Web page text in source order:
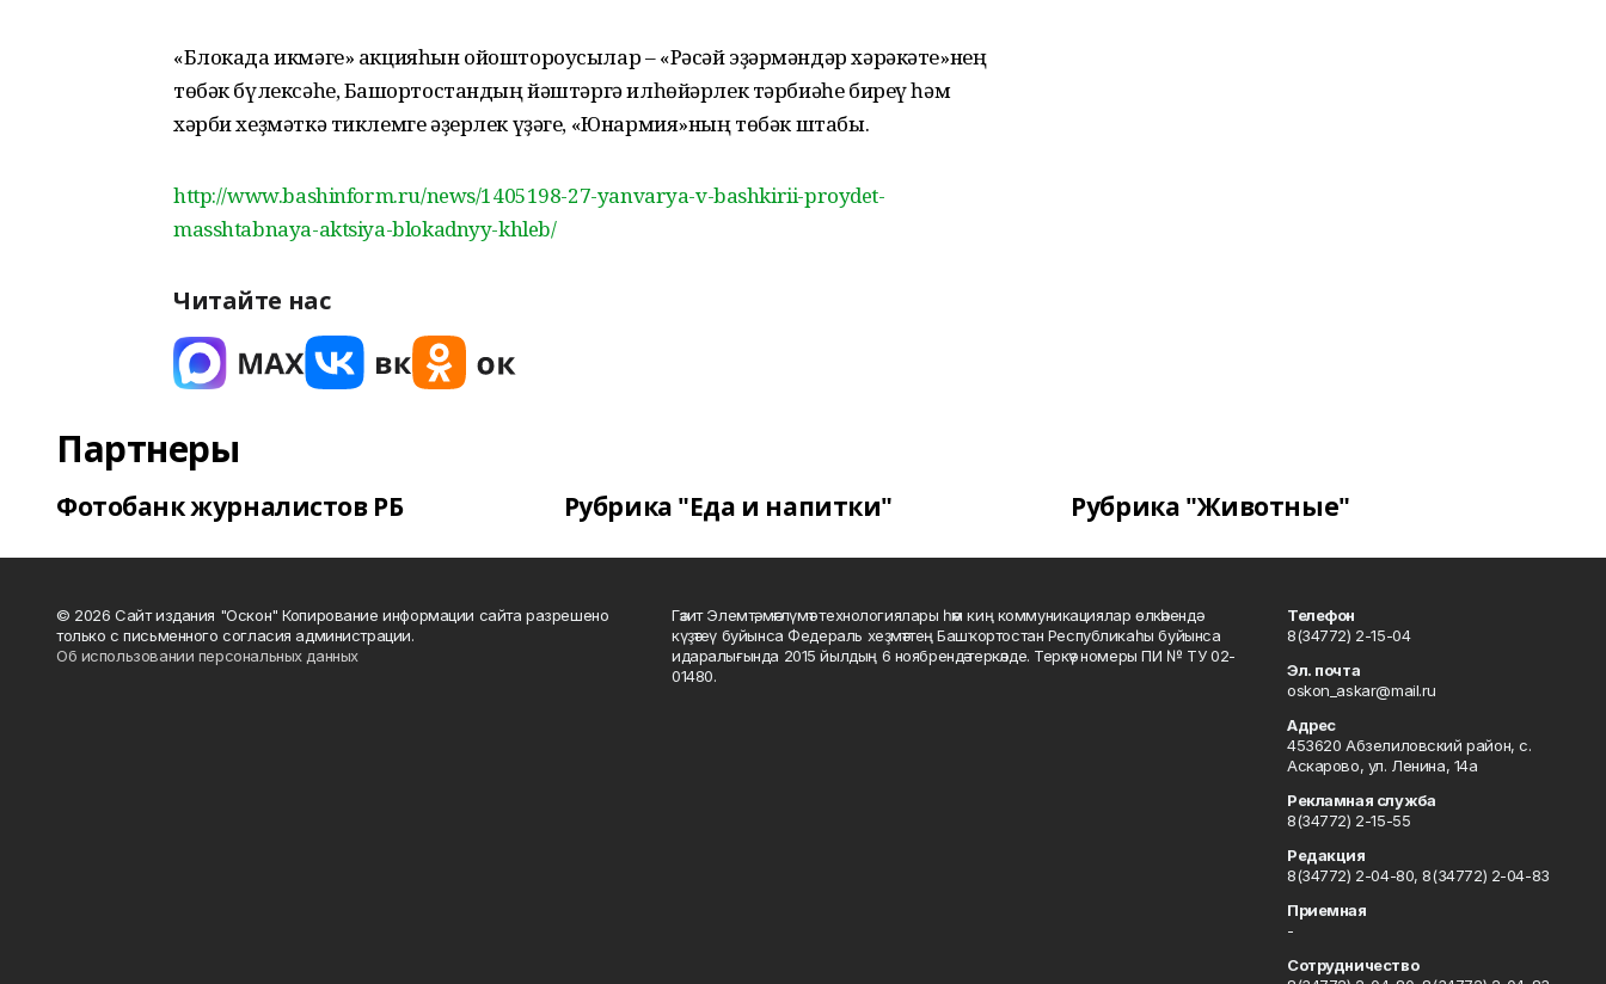
«Блокада икмәге» акцияһын ойоштороусылар – «Рәсәй эҙәрмәндәр хәрәкәте»нең
төбәк бүлексәһе, Башҡортостандың йәштәргә илһөйәрлек тәрбиәһе биреү һәм
хәрби хеҙмәткә тиклемге әҙерлек үҙәге, «Юнармия»ның төбәк штабы.
http://www.bashinform.ru/news/1405198-27-yanvarya-v-bashkirii-proydet-
masshtabnaya-aktsiya-blokadnyy-khleb/
Читайте нас
Партнеры
Фотобанк журналистов РБ Рубрика "Еда и напитки" Рубрика "Животные"
© 2026 Сайт издания "Оскон" Копирование информации сайта разрешено
только с письменного согласия администрации.
Об использовании персональных данных
Гәзит Элемтә, мәғлүмәт технологиялары һәм киң коммуникациялар өлкәһендә
күҙәтеү буйынса Федераль хеҙмәттең Башҡортостан Республикаһы буйынса
идаралығында 2015 йылдың 6 ноябрендә теркәлде. Теркәү номеры ПИ № ТУ 02-
01480.
Телефон
8(34772) 2-15-04
Эл. почта
oskon_askar@mail.ru
Адрес
453620 Абзелиловский район, с.
Аскарово, ул. Ленина, 14а
Рекламная служба
8(34772) 2-15-55
Редакция
8(34772) 2-04-80, 8(34772) 2-04-83
Приемная
-
Сотрудничество